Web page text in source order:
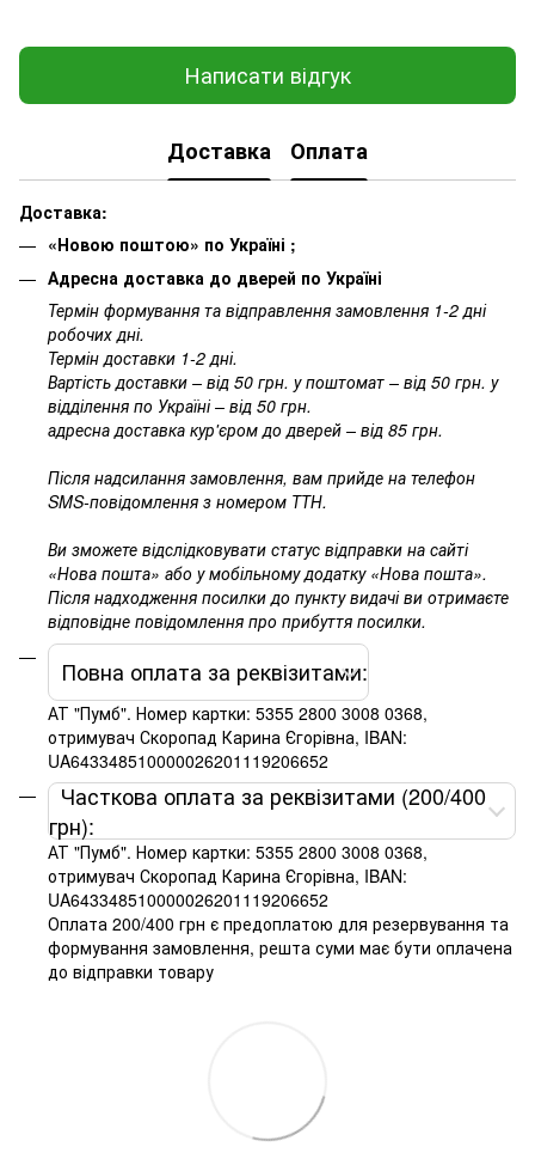
Написати відгук
Доставка Оплата
Доставка:
«Новою поштою» по Україні ;
Адресна доставка до дверей по Україні
Термін формування та відправлення замовлення 1-2 дні
робочих дні.
Термін доставки 1-2 дні.
Вартість доставки – від 50 грн. у поштомат – від 50 грн. у
відділення по Україні – від 50 грн.
адресна доставка кур'єром до дверей – від 85 грн.
Після надсилання замовлення, вам прийде на телефон
SMS-повідомлення з номером ТТН.
Ви зможете відслідковувати статус відправки на сайті
«Нова пошта» або у мобільному додатку «Нова пошта».
Після надходження посилки до пункту видачі ви отримаєте
відповідне повідомлення про прибуття посилки.
Повна оплата за реквізитами:
АТ "Пумб". Номер картки: 5355 2800 3008 0368,
отримувач Скоропад Карина Єгорівна, IBAN:
UA643348510000026201119206652
Часткова оплата за реквізитами (200/400
грн):
АТ "Пумб". Номер картки: 5355 2800 3008 0368,
отримувач Скоропад Карина Єгорівна, IBAN:
UA643348510000026201119206652
Оплата 200/400 грн є предоплатою для резервування та
формування замовлення, решта суми має бути оплачена
до відправки товару